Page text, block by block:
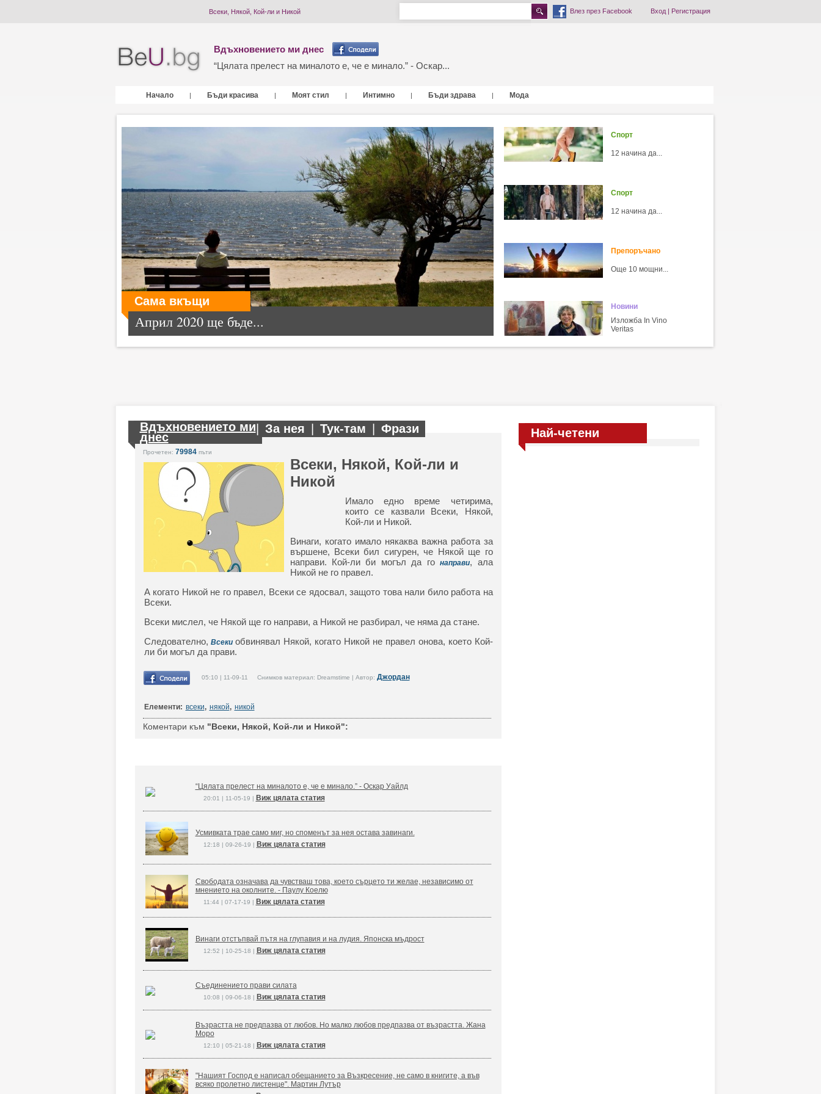
Всеки, Някой, Кой-ли и Никой Влез през Facebook Вход| Регистрация
Вдъхновението ми днес
“Цялата прелест на миналото е, че е минало.” - Оскар...
Начало | Бъди красива | Моят стил | Интимно | Бъди здрава | Мода
Сама вкъщи
Април 2020 ще бъде...
Спорт
12 начина да...
Спорт
12 начина да...
Препоръчано
Още 10 мощни...
Новини
Изложба In Vino
Veritas
Вдъхновението ми
днес
| За нея Тук-там Фрази
Прочетен: 79984пъти
Всеки, Някой, Кой-ли и
Никой
Имало едно време четирима,
които се казвали Всеки, Някой,
Кой-ли и Никой.
Винаги, когато имало някаква важна работа за
вършене, Всеки бил сигурен, че Някой ще го
направи. Кой-ли би могъл да гонаправи, ала
Никой не го правел.
А когато Никой не го правел, Всеки се ядосвал, защото това нали било работа на
Всеки.
Всеки мислел, че Някой ще го направи, а Никой не разбирал, че няма да стане.
Следователно,Всекиобвинявал Някой, когато Никой не правел онова, което Кой-
ли би могъл да прави.
05:10 | 11-09-11 Снимков материал: Dreamstime | Автор: Джордан
Елементи: всеки, някой, никой
Коментари към "Всеки, Някой, Кой-ли и Никой":
“Цялата прелест на миналото е, че е минало.” - Оскар Уайлд
20:01 | 11-05-19 | Виж цялата статия
Усмивката трае само миг, но споменът за нея остава завинаги.
12:18 | 09-26-19 | Виж цялата статия
Свободата означава да чувстваш това, което сърцето ти желае, независимо от
мнението на околните. - Паулу Коелю
11:44 | 07-17-19 | Виж цялата статия
Винаги отстъпвай пътя на глупавия и на лудия. Японска мъдрост
12:52 | 10-25-18 | Виж цялата статия
Съединението прави силата
10:08 | 09-06-18 | Виж цялата статия
Възрастта не предпазва от любов. Но малко любов предпазва от възрастта. Жана
Моро
12:10 | 05-21-18 | Виж цялата статия
"Нашият Господ е написал обещанието за Възкресение, не само в книгите, а във
всяко пролетно листенце". Мартин Лутър
Най-четени